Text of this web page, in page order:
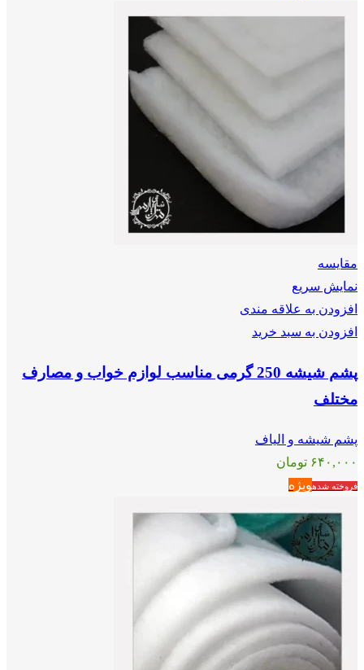
مقايسه
نمایش سریع
افزودن به علاقه مندی
افزودن به سبد خرید
پشم شیشه 250 گرمی مناسب لوازم خواب و مصارف
مختلف
پشم شیشه و الیاف
۶۴۰,۰۰۰ تومان
فروخته شدهویژه